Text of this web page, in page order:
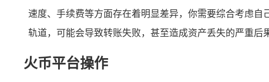
速度、手续费等方面存在着明显差异，你需要综合考虑
轨道，可能会导致转账失败，甚至造成资产丢失的严重后
火币平台操作